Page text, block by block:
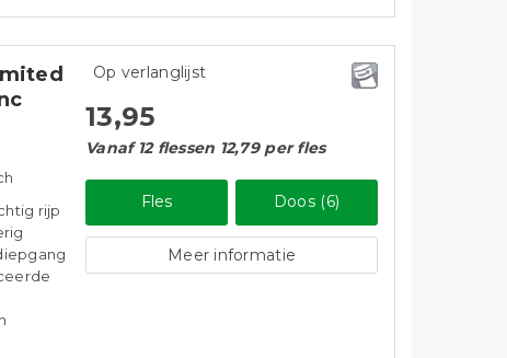
rijp
Op verlanglijst
13,95
Vanaf 12 flessen 12,79 per fles
Fles Doos (6)
Meer informatie